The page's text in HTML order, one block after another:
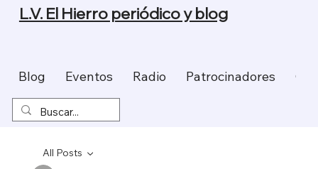
Blog Eventos Radio Patrocinadores
L.V. El Hierro periódico y blog
All Posts